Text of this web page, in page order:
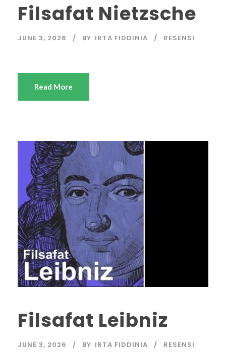
Filsafat Nietzsche
JUNE 3, 2026 BY IRTA FIDDINIA RESENSI
Read More
Filsafat Leibniz
JUNE 3, 2026 BY IRTA FIDDINIA RESENSI